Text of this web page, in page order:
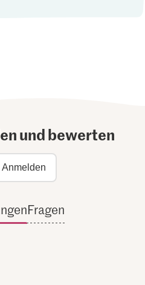
und bewerten
Anmelden
Fragen